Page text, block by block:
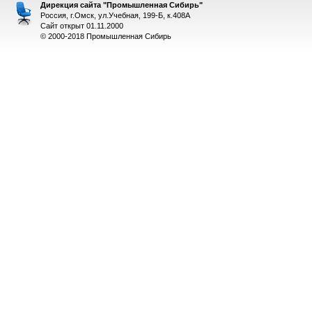
Дирекция сайта "Промышленная Сибирь"
Россия, г.Омск, ул.Учебная, 199-Б, к.408А
Сайт открыт 01.11.2000
© 2000-2018 Промышленная Сибирь